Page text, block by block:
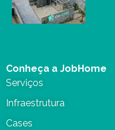
Conheça a JobHome
Serviços
Infraestrutura
Cases